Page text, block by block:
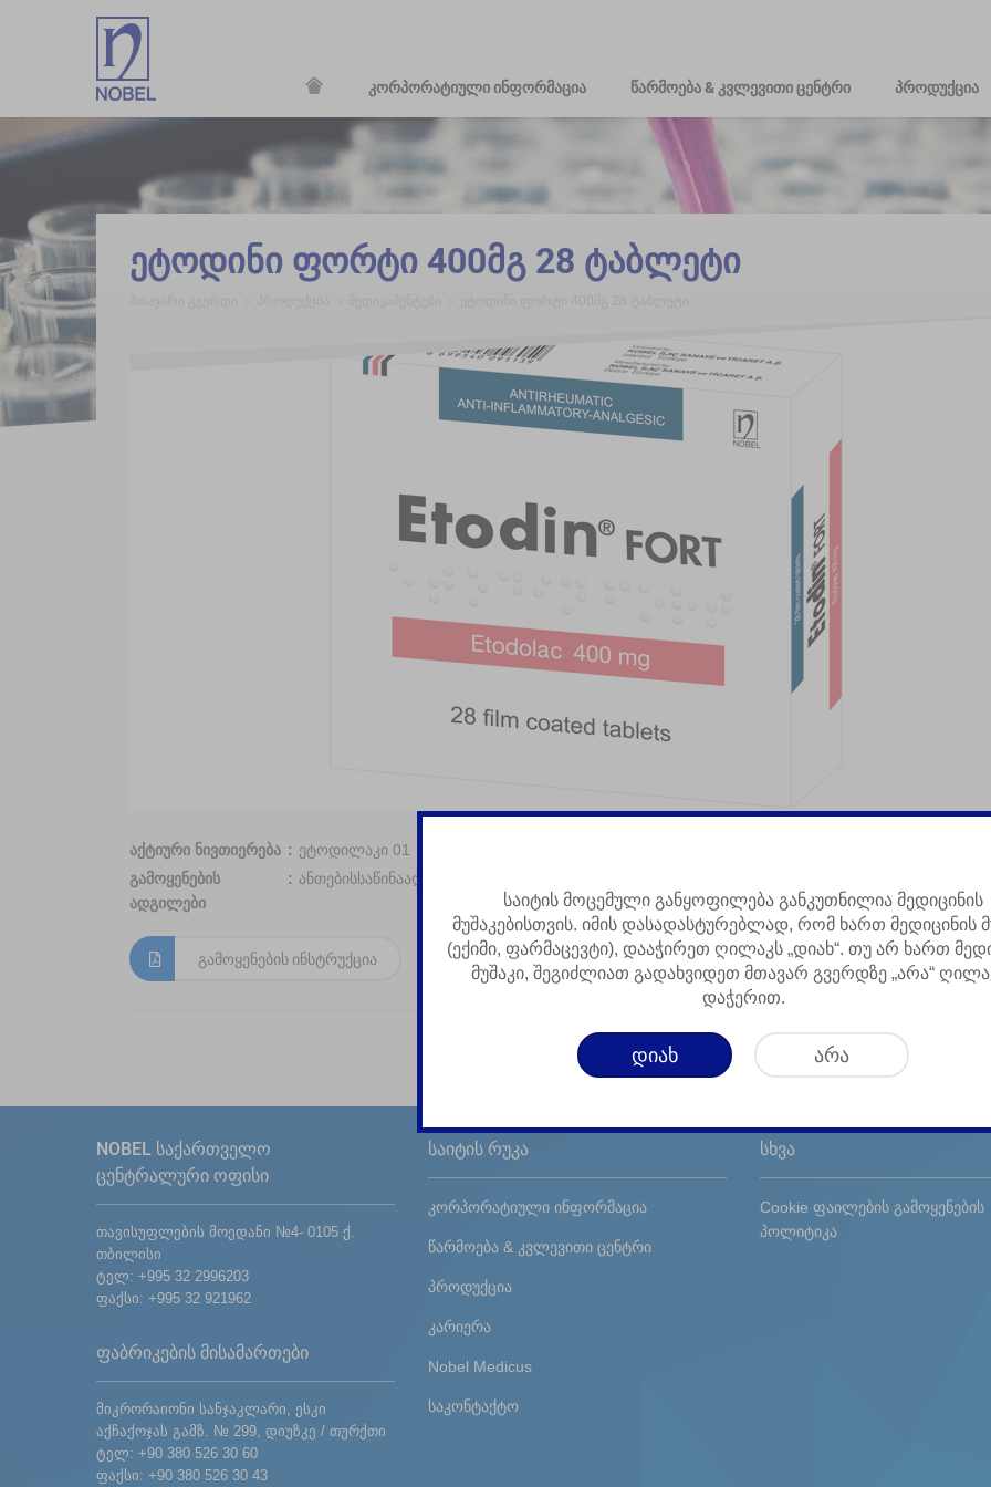
კორპორატიული ინფორმაცია წარმოება & კვლევითი ცენტრი პროდუქცია
ეტოდინი ფორტი 400მგ 28 ტაბლეტი
აქტიური ნივთიერება
ეტოდილაკი 01
გამოყენების
ადგილები
ანთებისსაწინააღმდ 01, ტკივილგამაყუჩებელი 02
გამოყენების ინსტრუქცია მოკლე ინფორმაცია პროდუქციის შესახებ
NOBEL საქართველო
ცენტრალური ოფისი
თავისუფლების მოედანი №4- 0105 ქ.
თბილისი
ტელ: +995 32 2996203
ფაქსი: +995 32 921962
ფაბრიკების მისამართები
მიკრორაიონი სანჯაკლარი, ესკი
აქჩაქოჯას გამზ. № 299, დიუზკე / თურქთი
ტელ: +90 380 526 30 60
ფაქსი: +90 380 526 30 43
საიტის რუკა
კორპორატიული ინფორმაცია
წარმოება & კვლევითი ცენტრი
პროდუქცია
კარიერა
Nobel Medicus
საკონტაქტო
სხვა
Cookie ფაილების გამოყენების
პოლიტიკა
საიტის მოცემული განყოფილება განკუთნილია მედიცინის
მუშაკებისთვის. იმის დასადასტურებლად, რომ ხართ მედიცინის
(ექიმი, ფარმაცევტი), დააჭირეთ ღილაკს „დიახ“. თუ არ ხართ
მუშაკი, შეგიძლიათ გადახვიდეთ მთავარ გვერდზე „არა“
დაჭერით.
დიახ არა